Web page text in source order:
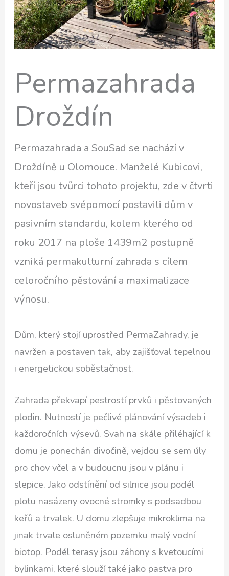
Permazahrada
Droždín
Permazahrada a SouSad se nachází v
Droždíně u Olomouce. Manželé Kubicovi,
kteří jsou tvůrci tohoto projektu, zde v čtvrti
novostaveb svépomocí postavili dům v
pasivním standardu, kolem kterého od
roku 2017 na ploše 1439m2 postupně
vzniká permakulturní zahrada s cílem
celoročního pěstování a maximalizace
výnosu.
Dům, který stojí uprostřed PermaZahrady, je
navržen a postaven tak, aby zajišťoval tepelnou
i energetickou soběstačnost.
Zahrada překvapí pestrostí prvků i pěstovaných
plodin. Nutností je pečlivé plánování výsadeb i
každoročních výsevů. Svah na skále přiléhající k
domu je ponechán divočině, vejdou se sem úly
pro chov včel a v budoucnu jsou v plánu i
slepice. Jako odstínění od silnice jsou podél
plotu nasázeny ovocné stromky s podsadbou
keřů a trvalek. U domu zlepšuje mikroklima na
jinak trvale osluněném pozemku malý vodní
biotop. Podél terasy jsou záhony s kvetoucími
bylinkami, které slouží také jako pastva pro